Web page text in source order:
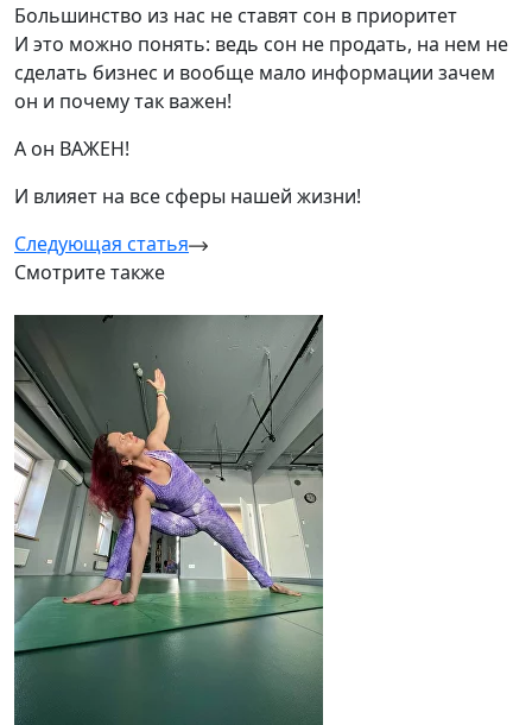
Смотрите также
Большинство из нас не ставят сон в приоритет
И это можно понять: ведь сон не продать, на нем не
сделать бизнес и вообще мало информации зачем
он и почему так важен!
А он ВАЖЕН!
И влияет на все сферы нашей жизни!
Навигация
по
записям
Следующая статья